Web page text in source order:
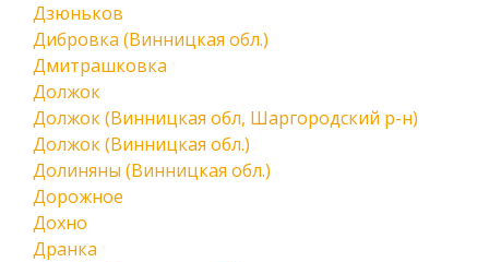
Дзюньков
Дибровка (Винницкая обл.)
Дмитрашковка
Должок
Должок (Винницкая обл, Шаргородский р-н)
Должок (Винницкая обл.)
Долиняны (Винницкая обл.)
Дорожное
Дохно
Дранка